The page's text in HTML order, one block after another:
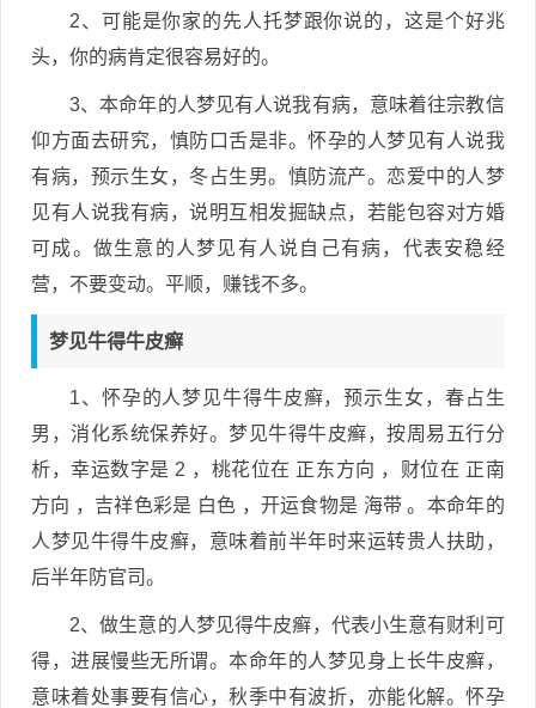
2、可能是你家的先人托梦跟你说的，这是个好兆
头，你的病肯定很容易好的。
3、本命年的人梦见有人说我有病，意味着往宗教信
仰方面去研究，慎防口舌是非。怀孕的人梦见有人说我
有病，预示生女，冬占生男。慎防流产。恋爱中的人梦
见有人说我有病，说明互相发掘缺点，若能包容对方婚
可成。做生意的人梦见有人说自己有病，代表安稳经
营，不要变动。平顺，赚钱不多。
梦见牛得牛皮癣
1、怀孕的人梦见牛得牛皮癣，预示生女，春占生
男，消化系统保养好。梦见牛得牛皮癣，按周易五行分
析，幸运数字是 2 ，桃花位在 正东方向 ，财位在 正南
方向 ，吉祥色彩是 白色 ，开运食物是 海带 。本命年的
人梦见牛得牛皮癣，意味着前半年时来运转贵人扶助，
后半年防官司。
2、做生意的人梦见得牛皮癣，代表小生意有财利可
得，进展慢些无所谓。本命年的人梦见身上长牛皮癣，
意味着处事要有信心，秋季中有波折，亦能化解。怀孕